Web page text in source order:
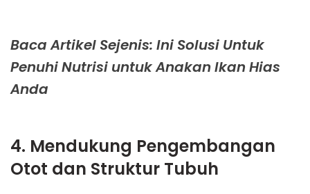
Baca Artikel Sejenis: Ini Solusi Untuk
Penuhi Nutrisi untuk Anakan Ikan Hias
Anda
4. Mendukung Pengembangan
Otot dan Struktur Tubuh